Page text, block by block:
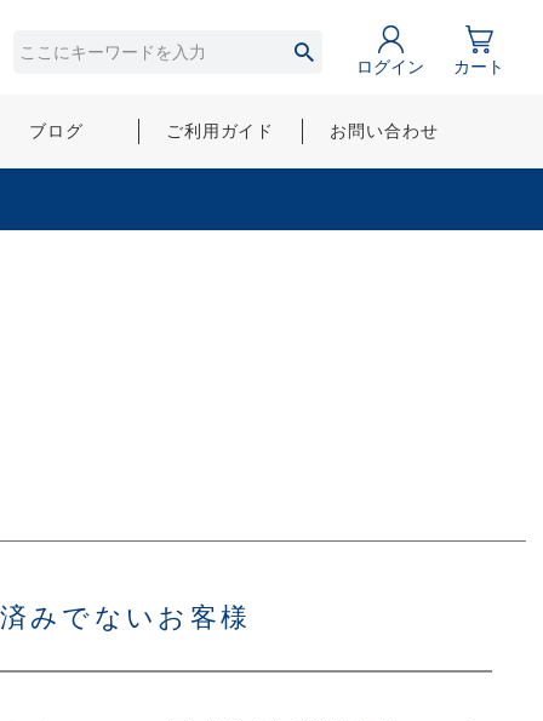
ログイン カート
ブログ ご利用ガイド お問い合わせ
みでないお客様